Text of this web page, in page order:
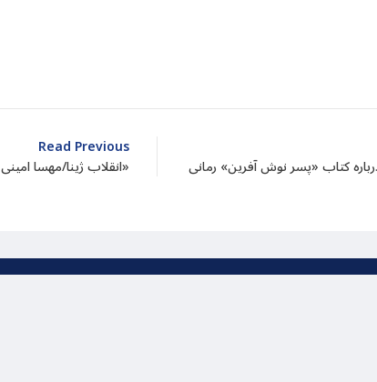
Read Previous
انقلاب ژینا/مهسا امینی و نسل هشتادی ها یا نسل “زد» کتاب «پسر نوش آفرین» رمانی